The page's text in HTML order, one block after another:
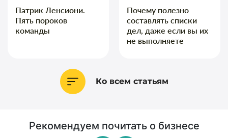
Патрик Ленсиони.
Пять пороков
команды
Почему полезно
составлять списки
дел, даже если вы их
не выполняете
Ко всем статьям
Рекомендуем почитать о бизнесе